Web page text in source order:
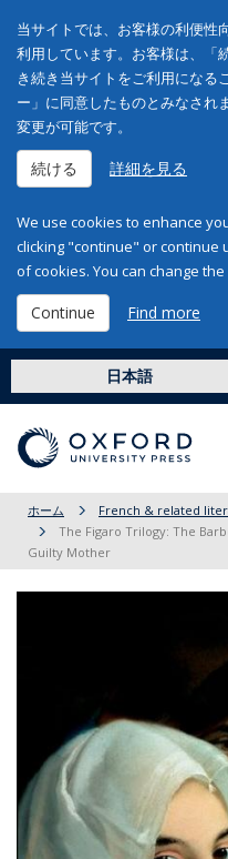
当サイトでは、お客様の利便性
利用しています。お客様は、「
き続き当サイトをご利用になる
ー」に同意したものとみなされ
変更が可能です。
続ける 詳細を見る
We use cookies to enhance
clicking "continue" or continue
of cookies. You can change
Continue Find more
日本語
ホーム French & related
The Figaro Trilogy: The
Guilty Mother